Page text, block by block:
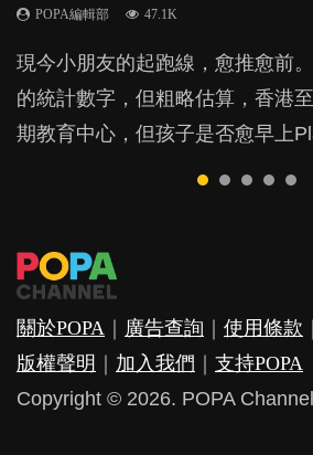
POPA編輯部 47.1K
現今小朋友的起跑線，愈推愈前
的統計數字，但粗略估算，香港
期教育中心，但孩子是否愈早上
POPA編輯部 33.1K
由美國學者所創的 tools of the
戲方式學習，學術能力和自制能
友優勝，到底這課程有何特別之
鬱，影響日常生活，嚴重的甚至
朋友的念頭。但為何爸爸患上產
覺？...
POPA編輯部 25.8K
許多媽媽心底可能都有一刻掙扎
是在職好。雖說每個家庭都有自
因素，但原來全職和在職媽媽所
成吮手指的習慣，大個就很難戒
他們放東西入口，隨時會影響孩
關於POPA ｜ 廣告查詢 ｜ 使用條款 ｜
版權聲明 ｜ 加入我們 ｜ 支持POPA
Copyright © 2026. POPA Channel